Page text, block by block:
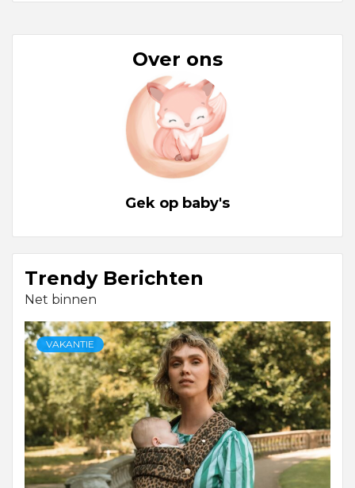
Over ons
Gek op baby's
Trendy Berichten
Net binnen
VAKANTIE